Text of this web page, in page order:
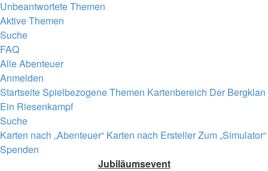
Unbeantwortete Themen
Aktive Themen
Suche
FAQ
Alle Abenteuer
Anmelden
StartseiteSpielbezogene Themen Kartenbereich Der Bergklan
Ein Riesenkampf
Suche
Karten nach „Abenteuer“ Karten nach ErstellerZum „Simulator“
Spenden
Jubiläumsevent